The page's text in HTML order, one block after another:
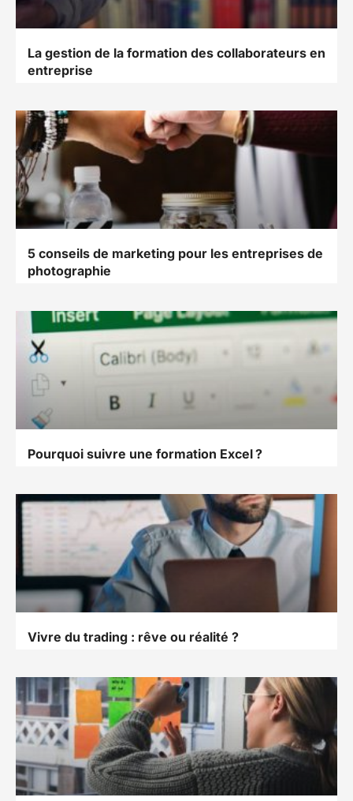
La gestion de la formation des collaborateurs en
entreprise
5 conseils de marketing pour les entreprises de
photographie
Pourquoi suivre une formation Excel ?
Vivre du trading : rêve ou réalité ?